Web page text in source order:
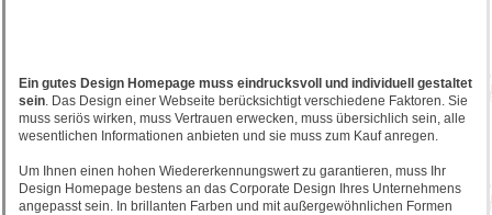
Ein gutes Design Homepage muss eindrucksvoll und individuell gestaltet
sein. Das Design einer Webseite berücksichtigt verschiedene Faktoren. Sie
muss seriös wirken, muss Vertrauen erwecken, muss übersichlich sein, alle
wesentlichen Informationen anbieten und sie muss zum Kauf anregen.
Um Ihnen einen hohen Wiedererkennungswert zu garantieren, muss Ihr
Design Homepage bestens an das Corporate Design Ihres Unternehmens
angepasst sein. In brillanten Farben und mit außergewöhnlichen Formen